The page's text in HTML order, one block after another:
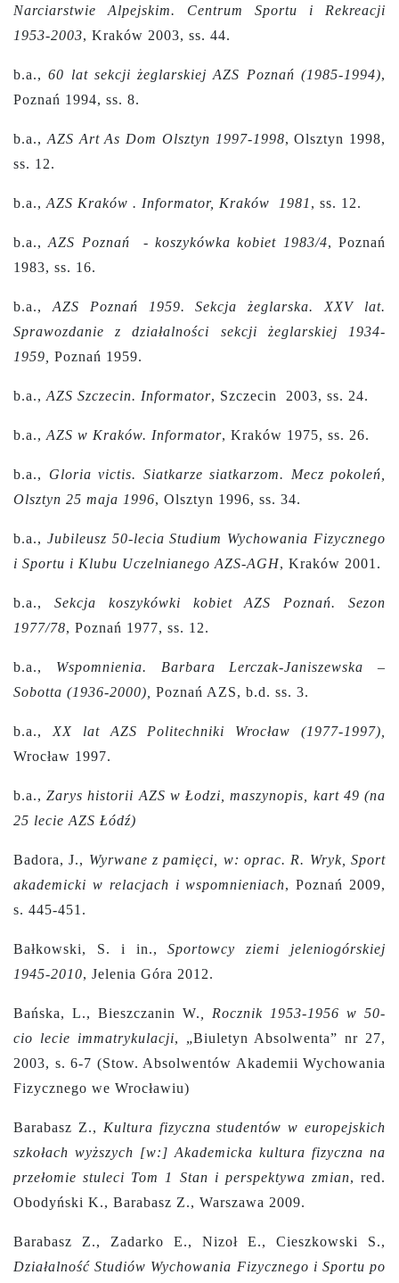
Narciarstwie Alpejskim. Centrum Sportu i Rekreacji
1953-2003, Kraków 2003, ss. 44.
b.a.,60 lat sekcji żeglarskiej AZS Poznań (1985-1994),
Poznań 1994, ss. 8.
b.a., AZS Art As Dom Olsztyn 1997-1998, Olsztyn 1998,
ss. 12.
b.a., AZS Kraków . Informator, Kraków 1981 , ss. 12.
b.a.,AZS Poznań - koszykówka kobiet 1983/4, Poznań
1983, ss. 16.
b.a., AZS Poznań 1959. Sekcja żeglarska. XXV lat.
Sprawozdanie z działalności sekcji żeglarskiej 1934-
1959,
Poznań 1959.
b.a., AZS Szczecin. Informator, Szczecin 2003, ss. 24.
b.a., AZS w Kraków. Informator, Kraków 1975, ss. 26.
b.a., Gloria victis. Siatkarze siatkarzom. Mecz pokoleń,
Olsztyn 25 maja 1996, Olsztyn 1996, ss. 34.
b.a., Jubileusz 50-lecia Studium Wychowania Fizycznego
i Sportu i Klubu Uczelnianego AZS-AGH, Kraków 2001.
b.a., Sekcja koszykówki kobiet AZS Poznań. Sezon
1977/78, Poznań 1977, ss. 12.
b.a., Wspomnienia. Barbara Lerczak-Janiszewska –
Sobotta (1936-2000),
Poznań AZS, b.d. ss. 3.
b.a., XX lat AZS Politechniki Wrocław (1977-1997),
Wrocław 1997.
b.a.,Zarys historii AZS w Łodzi, maszynopis, kart 49 (na
25 lecie AZS Łódź)
Badora, J., Wyrwane z pamięci, w: oprac. R. Wryk, Sport
akademicki w relacjach i wspomnieniach, Poznań 2009,
s. 445-451.
Bałkowski, S. i in.,Sportowcy ziemi jeleniogórskiej
1945-2010, Jelenia Góra 2012.
Bańska, L., Bieszczanin W.
Rocznik 1953-1956 w 50-
cio lecie immatrykulacji, „Biuletyn Absolwenta” nr 27,
2003, s. 6-7 (Stow. Absolwentów Akademii Wychowania
Fizycznego we Wrocławiu)
Barabasz Z., Kultura fizyczna studentów w europejskich
szkołach wyższych [w:] Akademicka kultura fizyczna na
przełomie stuleci Tom 1 Stan i perspektywa zmian, red.
Obodyński K., Barabasz Z., Warszawa 2009.
Barabasz Z., Zadarko E., Nizoł E., Cieszkowski S.,
Działalność Studiów Wychowania Fizycznego i Sportu po